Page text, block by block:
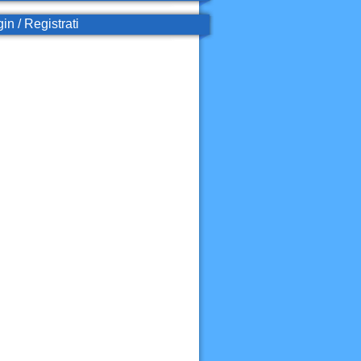
/ Registrati